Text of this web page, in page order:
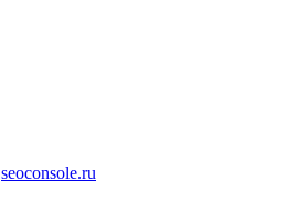
seoconsole.ru